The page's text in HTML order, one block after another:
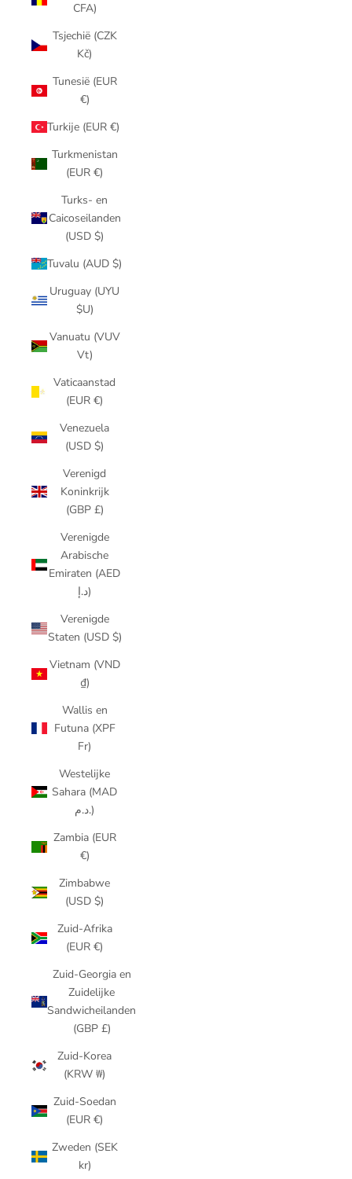
CFA)
Tsjechië (CZK
Kč)
Tunesië (EUR
€)
Turkije (EUR €)
Turkmenistan
(EUR €)
Turks- en
Caicoseilanden
(USD $)
Tuvalu (AUD $)
Uruguay (UYU
$U)
Vanuatu (VUV
Vt)
Vaticaanstad
(EUR €)
Venezuela
(USD $)
Verenigd
Koninkrijk
(GBP £)
Verenigde
Arabische
Emiraten (AED
د.إ)
Verenigde
Staten (USD $)
Vietnam (VND
₫)
Wallis en
Futuna (XPF
Fr)
Westelijke
Sahara (MAD
د.م.)
Zambia (EUR
€)
Zimbabwe
(USD $)
Zuid-Afrika
(EUR €)
Zuid-Georgia en
Zuidelijke
Sandwicheilanden
(GBP £)
Zuid-Korea
(KRW ₩)
Zuid-Soedan
(EUR €)
Zweden (SEK
kr)